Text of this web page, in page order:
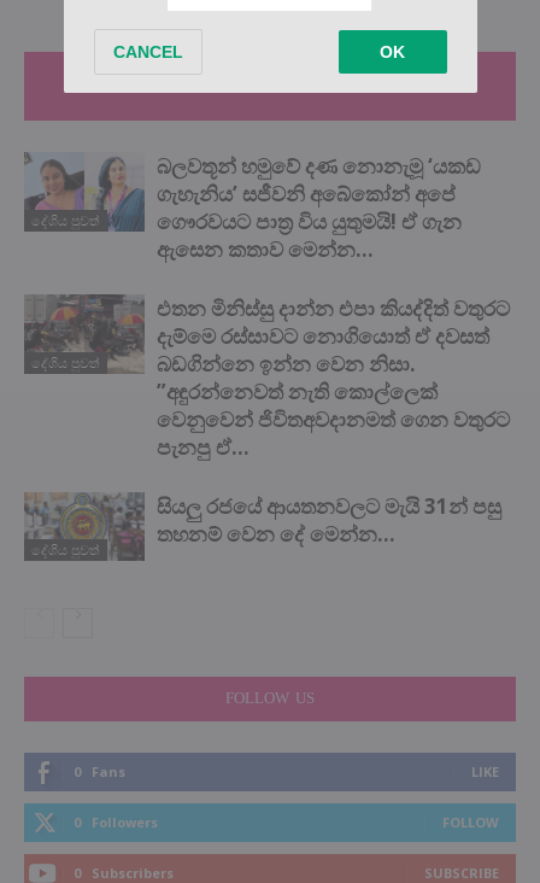
දේශිය පුවත්
බලවතූන් හමුවේ දණ නොනැමූ ‘යකඩ
ගැහැනිය’ සජීවනි අබේකෝන් අපේ
ගෞරවයට පාත්‍ර විය යුතුමයි! ඒ ගැන
ඇසෙන කතාව මෙන්න…
දේශිය පුවත්
එතන මිනිස්සු දාන්න එපා කියද්දිත් වතුරට
දැම්මෙ රස්සාවට නොගියොත් ඒ දවසත්
බඩගින්නෙ ඉන්න වෙන නිසා.
”අඳුරන්නෙවත් නැති කොල්ලෙක්
වෙනුවෙන් ජිවිතඅවදානමත් ගෙන වතුරට
පැනපු ඒ...
දේශිය පුවත්
සියලු රජයේ ආයතනවලට මැයි 31න් පසු
තහනම් වෙන දේ මෙන්න…
FOLLOW US
0 Fans LIKE
0 Followers FOLLOW
0 Subscribers SUBSCRIBE